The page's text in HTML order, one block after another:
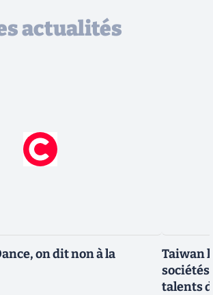
actualités
on dit non à la
Taiwan
sociétés
talents